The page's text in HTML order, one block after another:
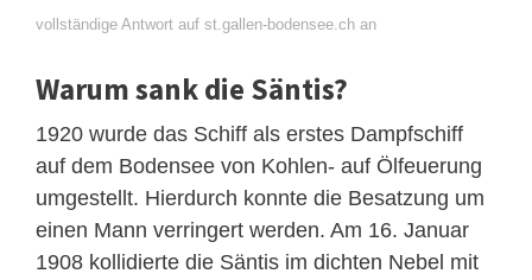
vollständige Antwort auf st.gallen-bodensee.ch an
Warum sank die Säntis?
1920 wurde das Schiff als erstes Dampfschiff
auf dem Bodensee von Kohlen- auf Ölfeuerung
umgestellt. Hierdurch konnte die Besatzung um
einen Mann verringert werden. Am 16. Januar
1908 kollidierte die Säntis im dichten Nebel mit